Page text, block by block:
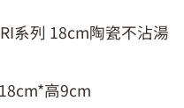
系列 18cm陶瓷不沾湯
高9cm